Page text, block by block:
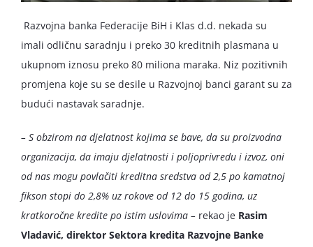
Razvojna banka Federacije BiH i Klas d.d. nekada su
imali odličnu saradnju i preko 30 kreditnih plasmana u
ukupnom iznosu preko 80 miliona maraka. Niz pozitivnih
promjena koje su se desile u Razvojnoj banci garant su za
budući nastavak saradnje.
– S obzirom na djelatnost kojima se bave, da su proizvodna
organizacija, da imaju djelatnosti i poljoprivredu i izvoz, oni
od nas mogu povlačiti kreditna sredstva od 2,5 po kamatnoj
fikson stopi do 2,8% uz rokove od 12 do 15 godina, uz
kratkoročne kredite po istim uslovima – rekao je Rasim
Vladavić, direktor Sektora kredita Razvojne Banke